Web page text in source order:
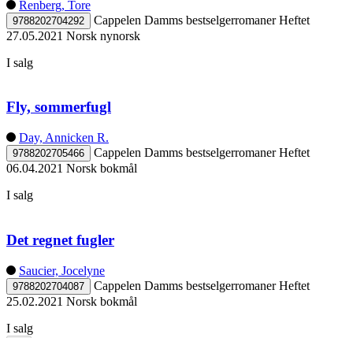
Renberg, Tore
9788202704292 Cappelen Damms bestselgerromaner Heftet
27.05.2021 Norsk nynorsk
I salg
Fly, sommerfugl
Day, Annicken R.
9788202705466 Cappelen Damms bestselgerromaner Heftet
06.04.2021 Norsk bokmål
I salg
Det regnet fugler
Saucier, Jocelyne
9788202704087 Cappelen Damms bestselgerromaner Heftet
25.02.2021 Norsk bokmål
I salg